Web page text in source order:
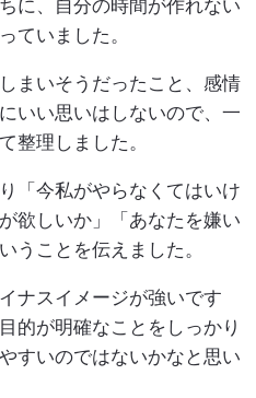
に、自分の時間が作れない
ていました。
まいそうだったこと、感情
いい思いはしないので、一
整理しました。
「今私がやらなくてはいけ
欲しいか」「あなたを嫌い
うことを伝えました。
ナスイメージが強いです
的が明確なことをしっかり
すいのではないかなと思い